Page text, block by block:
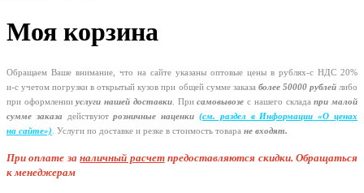
Моя корзина
Обращаем Ваше внимание, что на сайте указаны оптовые цены в рублях-с НДС 20%
и-с учетом погрузки в открытый кузов при общей сумме заказа более 50000 рублейлибо
при оформленииуслуги нашей доставки. Присамовывозе с нашего складапри малой
сумме заказа
действуютрозничные наценки (см. раздел в Информации «О ценах
на сайте»). Услуги по доставке и резке в стоимость товара не входят.
При оплате заналичный расчет предоставляются скидки. Обращаться
к менеджерам